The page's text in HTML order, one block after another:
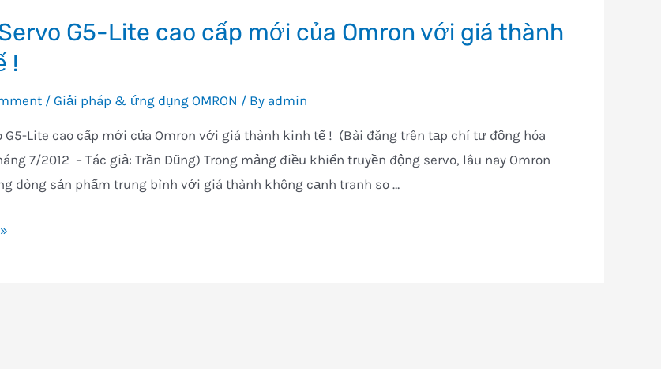
G5-Lite cao cấp mới của Omron với giá thành
!
/ Giải pháp & ứng dụng OMRON / By admin
G5-Lite cao cấp mới của Omron với giá thành kinh tế ! (Bài đăng trên tạp chí tự động hóa
7/2012 – Tác giả: Trần Dũng) Trong mảng điều khiển truyền động servo, lâu nay Omron
dòng sản phẩm trung bình với giá thành không cạnh tranh so …